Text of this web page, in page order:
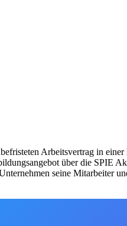
Arbeitsvertrag in einer
über die SPIE
seine Mitarbeiter